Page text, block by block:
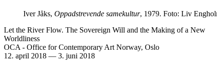
Iver Jåks, Oppadstrevende samekultur, 1979. Foto: Liv
Let the River Flow. The Sovereign Will and the Making of a New
Worldliness
OCA - Office for Contemporary Art Norway, Oslo
12. april 2018 — 3. juni 2018